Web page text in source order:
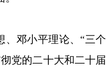
、邓小平理论、“三个
党的二十大和二十届